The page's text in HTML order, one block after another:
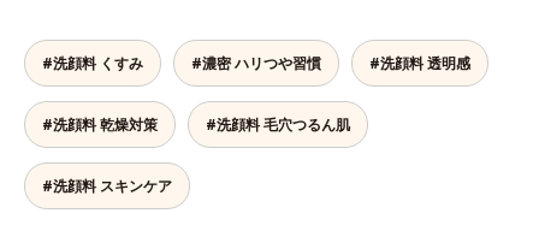
ド、スフィンゴ糖脂質*2 角層内*3
うるおいによりキメを整えて毛穴を
目立たなくする*4 洗浄による汚れ
の除去*5 すべての方に皮膚刺激が
おきないというわけではありません
※敏感肌対象パッチテスト済（すべ
ての人に皮膚刺激がおきないという
わけではありません）
を叶えます。L＝さっぱりタイプ
（脂性肌～普通肌）M＝しっとりタ
イプ（普通肌～乾性肌）*1 メラニ
ンの生成を抑え、シミ・ソバカスを
防ぐ*2 日本化粧品業界で初めてメ
ニンメタボ(*2)”にアプローチして、
澄みわたる美肌を目指します。*1
年齢を重ねた肌*2 メラニンが過剰
に生成する状態
やすく浮かせてから、「消しゴム」
のようにポロポロに巻き込んで取り
除きます。水を利用して取り除く仕
組みなので、強い酸を使った科学的
なピーリングやゴシゴシこする方法
#洗顔料 くすみ #濃密 ハリつや習慣 #洗顔料 透明感
#洗顔料 乾燥対策 #洗顔料 毛穴つるん肌
#洗顔料 スキンケア